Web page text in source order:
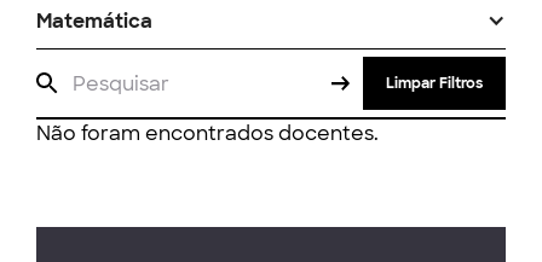
Matemática
Limpar Filtros
Não foram encontrados docentes.